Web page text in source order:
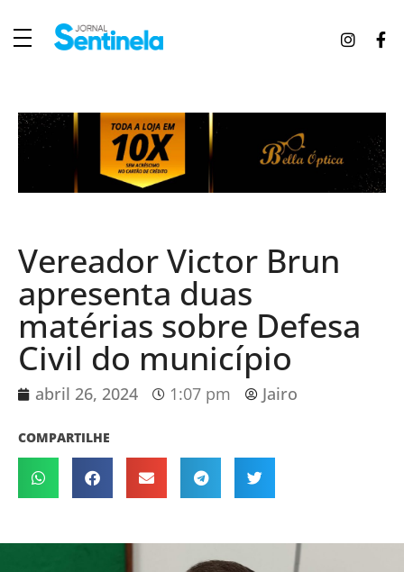
Vereador Victor Brun
apresenta duas
matérias sobre Defesa
Civil do município
abril 26, 2024 1:07 pm Jairo
COMPARTILHE